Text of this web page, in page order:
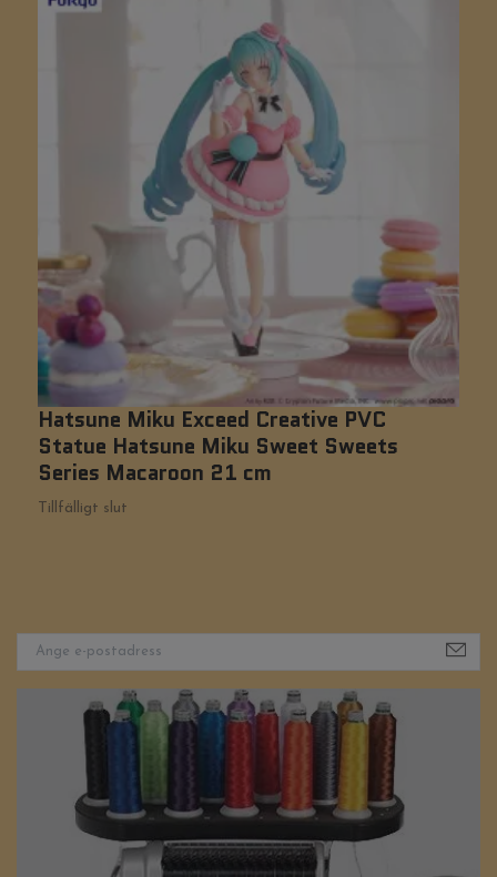
Hatsune Miku Exceed Creative PVC
Statue Hatsune Miku Sweet Sweets
Series Macaroon 21 cm
Tillfälligt slut